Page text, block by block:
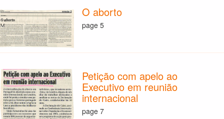
O aborto
page 5
Petição com apelo ao
Executivo em reunião
internacional
page 7